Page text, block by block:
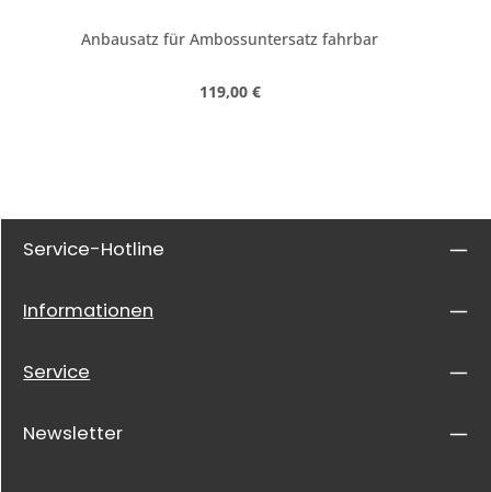
Anbausatz für Ambossuntersatz fahrbar
Regulärer Preis:
119,00 €
Service-Hotline
Informationen
Service
Newsletter